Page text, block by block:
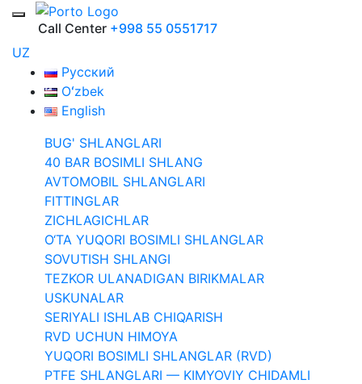
Call Center +998 55 0551717
UZ
Русский
Oʻzbek
English
BUG' SHLANGLARI
40 BAR BOSIMLI SHLANG
AVTOMOBIL SHLANGLARI
FITTINGLAR
ZICHLAGICHLAR
O‘TA YUQORI BOSIMLI SHLANGLAR
SOVUTISH SHLANGI
TEZKOR ULANADIGAN BIRIKMALAR
USKUNALAR
SERIYALI ISHLAB CHIQARISH
RVD UCHUN HIMOYA
YUQORI BOSIMLI SHLANGLAR (RVD)
PTFE SHLANGLARI — KIMYOVIY CHIDAMLI